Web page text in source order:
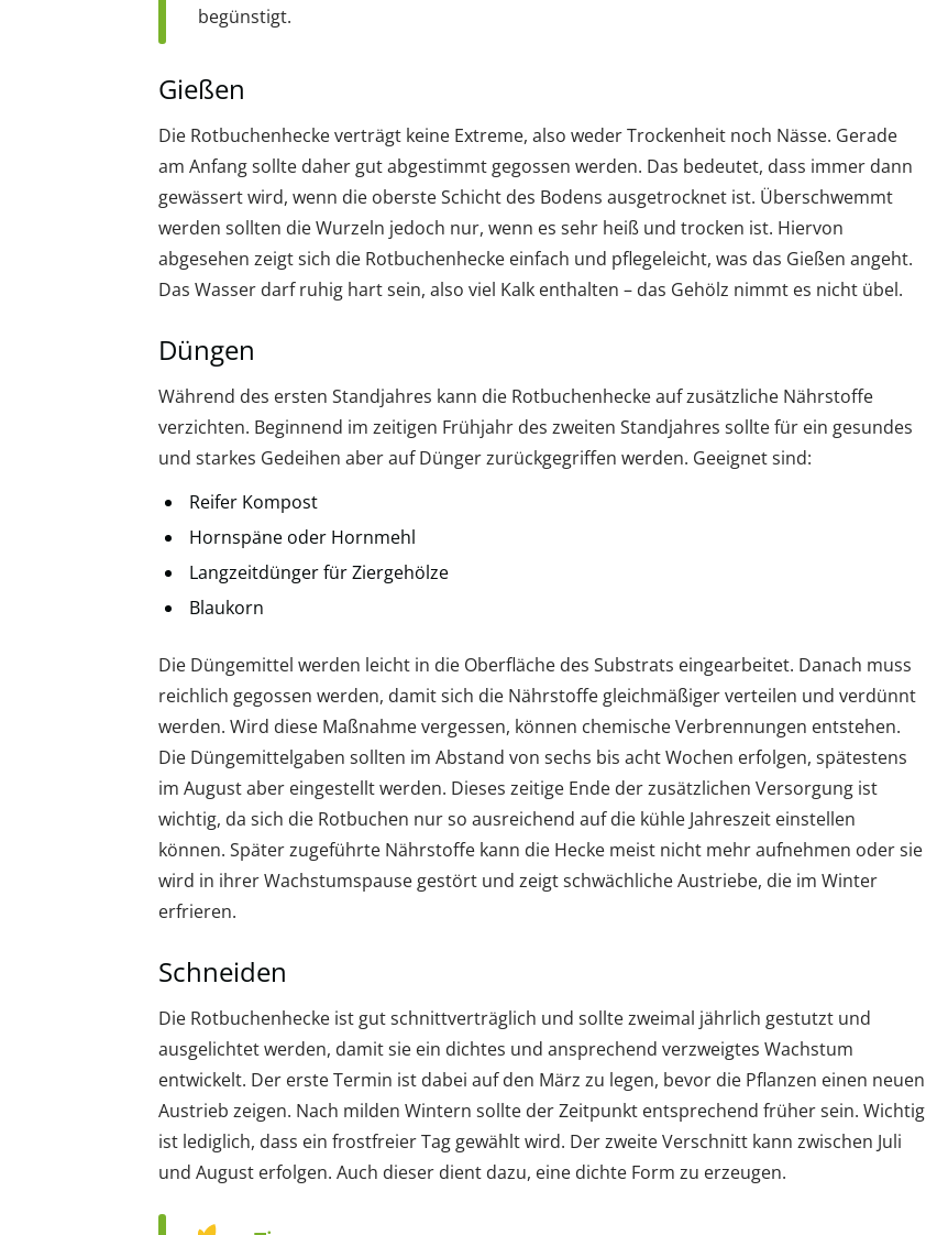
begünstigt.
Gießen
Die Rotbuchenhecke verträgt keine Extreme, also weder Trockenheit noch Nässe. Gerade
am Anfang sollte daher gut abgestimmt gegossen werden. Das bedeutet, dass immer dann
gewässert wird, wenn die oberste Schicht des Bodens ausgetrocknet ist. Überschwemmt
werden sollten die Wurzeln jedoch nur, wenn es sehr heiß und trocken ist. Hiervon
abgesehen zeigt sich die Rotbuchenhecke einfach und pflegeleicht, was das Gießen angeht.
Das Wasser darf ruhig hart sein, also viel Kalk enthalten – das Gehölz nimmt es nicht übel.
Düngen
Während des ersten Standjahres kann die Rotbuchenhecke auf zusätzliche Nährstoffe
verzichten. Beginnend im zeitigen Frühjahr des zweiten Standjahres sollte für ein gesundes
und starkes Gedeihen aber auf Dünger zurückgegriffen werden. Geeignet sind:
Reifer Kompost
Hornspäne oder Hornmehl
Langzeitdünger für Ziergehölze
Blaukorn
Die Düngemittel werden leicht in die Oberfläche des Substrats eingearbeitet. Danach muss
reichlich gegossen werden, damit sich die Nährstoffe gleichmäßiger verteilen und verdünnt
werden. Wird diese Maßnahme vergessen, können chemische Verbrennungen entstehen.
Die Düngemittelgaben sollten im Abstand von sechs bis acht Wochen erfolgen, spätestens
im August aber eingestellt werden. Dieses zeitige Ende der zusätzlichen Versorgung ist
wichtig, da sich die Rotbuchen nur so ausreichend auf die kühle Jahreszeit einstellen
können. Später zugeführte Nährstoffe kann die Hecke meist nicht mehr aufnehmen oder sie
wird in ihrer Wachstumspause gestört und zeigt schwächliche Austriebe, die im Winter
erfrieren.
Schneiden
Die Rotbuchenhecke ist gut schnittverträglich und sollte zweimal jährlich gestutzt und
ausgelichtet werden, damit sie ein dichtes und ansprechend verzweigtes Wachstum
entwickelt. Der erste Termin ist dabei auf den März zu legen, bevor die Pflanzen einen neuen
Austrieb zeigen. Nach milden Wintern sollte der Zeitpunkt entsprechend früher sein. Wichtig
ist lediglich, dass ein frostfreier Tag gewählt wird. Der zweite Verschnitt kann zwischen Juli
und August erfolgen. Auch dieser dient dazu, eine dichte Form zu erzeugen.